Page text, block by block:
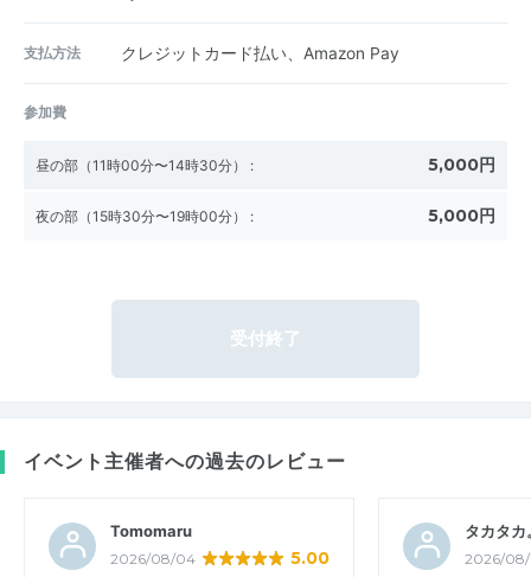
支払方法 クレジットカード払い、Amazon Pay
参加費
昼の部（11時00分〜14時30分） : 5,000円
夜の部（15時30分〜19時00分） : 5,000円
受付終了
イベント主催者への過去のレビュー
Tomomaru
2026/08/04 5.00
タカタカ
2026/